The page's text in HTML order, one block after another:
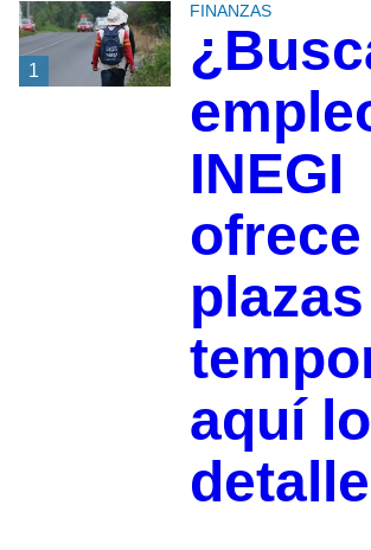
1
FINANZAS
INEGI
ofrece
plazas
aquí